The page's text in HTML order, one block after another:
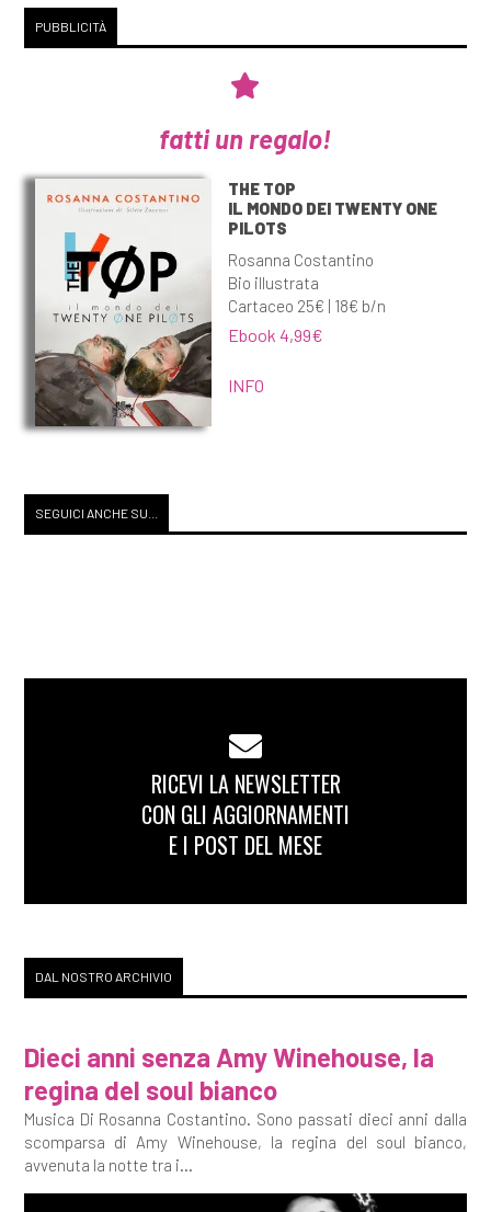
PUBBLICITÀ
fatti un regalo!
THE TOP
IL MONDO DEI TWENTY ONE
PILOTS
Rosanna Costantino
Bio illustrata
Cartaceo 25€ | 18€ b/n
Ebook 4,99€
INFO
SEGUICI ANCHE SU...
RICEVI LA NEWSLETTER
CON GLI AGGIORNAMENTI
E I POST DEL MESE
DAL NOSTRO ARCHIVIO
Dieci anni senza Amy Winehouse, la
regina del soul bianco
Musica Di Rosanna Costantino. Sono passati dieci anni dalla
scomparsa di Amy Winehouse, la regina del soul bianco,
avvenuta la notte tra i...